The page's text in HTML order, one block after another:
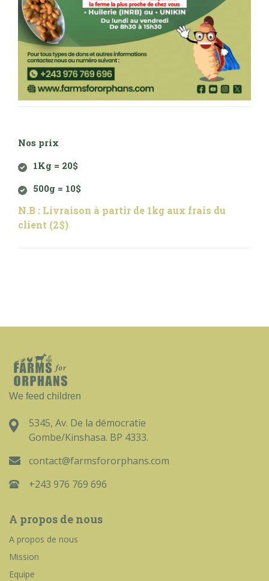
Nos prix
1Kg = 20$
500g = 10$
N.B : Livraison à partir de 1kg aux frais du
client (2$)
We feed children
5345, Av. De la démocratie
Gombe/Kinshasa. BP 4333.
contact@farmsfororphans.com
+243 976 769 696
A propos de nous
A propos de nous
Mission
Equipe